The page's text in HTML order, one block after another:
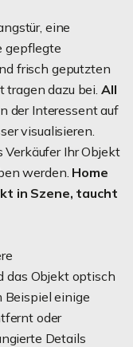
eine
gepflegte
frisch geputzten
tragen dazu bei. All
der Interessent auf
visualisieren.
Verkäufer Ihr Objekt
werden. Home
in Szene, taucht
das Objekt optisch
Beispiel einige
oder
Details